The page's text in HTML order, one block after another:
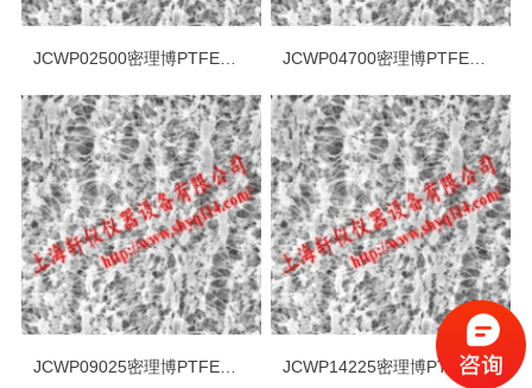
JCWP02500密理博PTFE亲水10um*25mm表面滤膜
JCWP09025密理博PTFE亲水10um*90mm表面滤膜 JCWP14225密理博PTFE亲水10um*142mm表面滤膜